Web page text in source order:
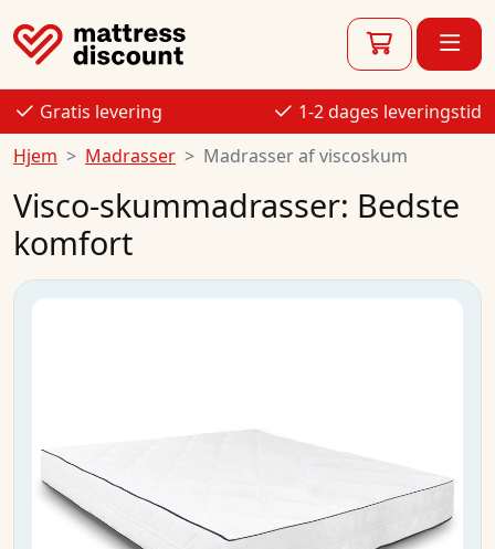
Gratis levering
1-2 dages leveringstid
Hjem
Madrasser Madrasser af viscoskum
Visco-skummadrasser: Bedste
komfort